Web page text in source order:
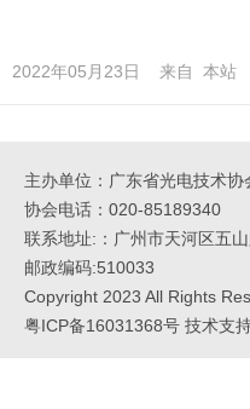
2022年05月23日 来自 本站
主办单位：广东省光电技术协
协会电话：020-85189340
联系地址:：广州市天河区五
邮政编码:510033
Copyright 2023 All Rights
粤ICP备16031368号 技术支